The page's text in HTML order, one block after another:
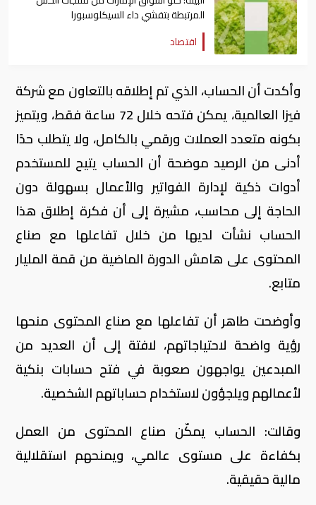
المرتبطة بتفشي داء السيكلوسبورا
اقتصاد
وأكدت أن الحساب، الذي تم إطلاقه بالتعاون مع شركة
فيزا العالمية، يمكن فتحه خلال 72 ساعة فقط، ويتميز
بكونه متعدد العملات ورقمي بالكامل، ولا يتطلب حدًا
أدنى من الرصيد موضحة أن الحساب يتيح للمستخدم
أدوات ذكية لإدارة الفواتير والأعمال بسهولة دون
الحاجة إلى محاسب، مشيرة إلى أن فكرة إطلاق هذا
الحساب نشأت لديها من خلال تفاعلها مع صناع
المحتوى على هامش الدورة الماضية من قمة المليار
متابع.
وأوضحت طاهر أن تفاعلها مع صناع المحتوى منحها
رؤية واضحة لاحتياجاتهم، لافتة إلى أن العديد من
المبدعين يواجهون صعوبة في فتح حسابات بنكية
لأعمالهم ويلجؤون لاستخدام حساباتهم الشخصية.
وقالت: الحساب يمكّن صناع المحتوى من العمل
بكفاءة على مستوى عالمي، ويمنحهم استقلالية
مالية حقيقية.